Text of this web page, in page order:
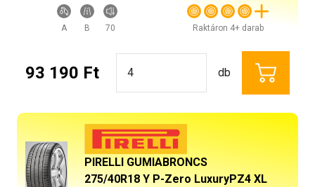
A B 70 Raktáron 4+ darab
93 190 Ft db
PIRELLI GUMIABRONCS
275/40R18 Y P-Zero LuxuryPZ4 XL